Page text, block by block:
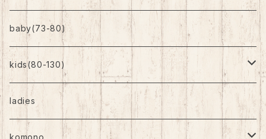
baby(73-80)
kids(80-130)
トップス
ボトムス
ladies
komono